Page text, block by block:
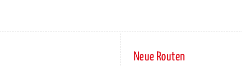
Neue Routen